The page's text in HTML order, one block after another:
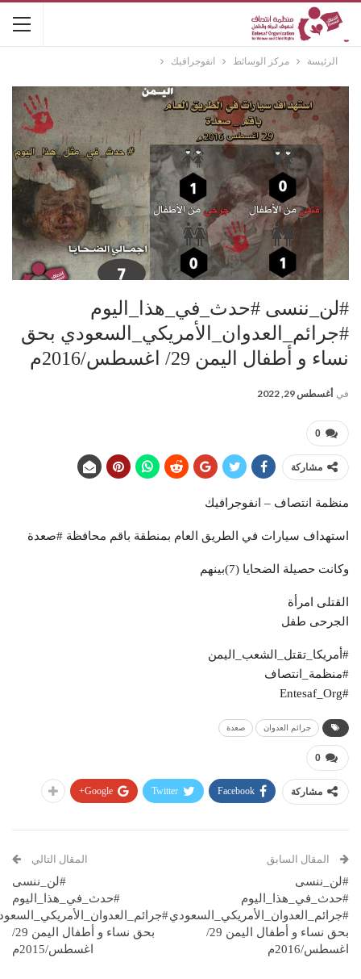
الرئيسة مركز الوسائط انفوجرافيك
#لن_ننسى #حدث_في_هذا_اليوم
#جرائم_العدوان_الأمريكي_السعودي بحق
نساء و أطفال اليمن 29/ اغسطس/2016م
في أغسطس 29, 2022
0
مشاركة
منظمة انتصاف – انفوجرافيك
استهداف سيارات في الطريق العام بمنطقة باقم محافظة #صعدة
وكانت حصيلة الضحايا (7)بينهم
القتلى امرأة
الجرحى طفل
#أمريكا_تقتل_الشعب_اليمن
#منظمة_انتصاف
#Entesaf_Org
جرائم العدوان صعدة
0
مشاركة Facebook
Twitter
Google+
المقال السابق
#لن_ننسى
#حدث_في_هذا_اليوم
#جرائم_العدوان_الأمريكي_السعودي
بحق نساء و أطفال اليمن 29/
اغسطس/2016م
المقال التالي
#لن_ننسى
#حدث_في_هذا_اليوم
بحق نساء و أطفال اليمن 29/
اغسطس/2015م